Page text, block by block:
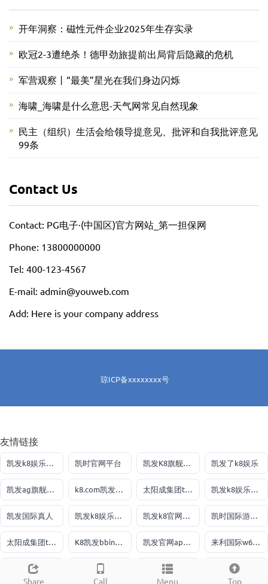
开年洞察：磁性元件企业2025年生存实录
欧冠2-3遭绝杀！德甲劲旅提前出局背后隐藏的危机
军营观察丨“最美”星光在我们身边闪烁
海啸_海啸是什么意思-天气网常见自然现象
民主（组织）生活会给领导提意见、批评和自我批评意见
99条
Contact Us
Contact: PG电子·(中国区)官方网站_第一担保网
Phone: 13800000000
Tel: 400-123-4567
E-mail: admin@youweb.com
Add: Here is your company address
Share Call Menu Top
琼ICP备xxxxxxxx号
友情链接
凯发k8娱乐大厅 凯时官网平台 凯发K8旗舰厅APP官方 凯发了k8娱乐
凯发ag旗舰厅官网 k8.com凯发下载手机app 太阳成集团tyc151cc 凯发k8娱乐最新登录地址
凯发国际真人 凯发k8娱乐官网 凯发k8官网娱乐真人 凯时国际游戏登录入口
太阳成集团tyc234cc主页 K8凯发bbin手机版 凯发官网app登录 来利国际w66官网
九游会j9